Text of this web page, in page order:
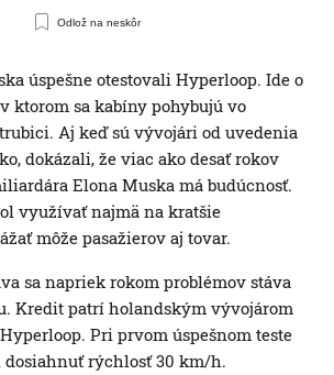
Odlož na neskôr
úspešne otestovali Hyperloop. Ide o
ktorom sa kabíny pohybujú vo
Aj keď sú vývojári od uvedenia
dokázali, že viac ako desať rokov
Elona Muska má budúcnosť.
využívať najmä na kratšie
môže pasažierov aj tovar.
sa napriek rokom problémov stáva
Kredit patrí holandským vývojárom
Pri prvom úspešnom teste
rýchlosť 30 km/h.